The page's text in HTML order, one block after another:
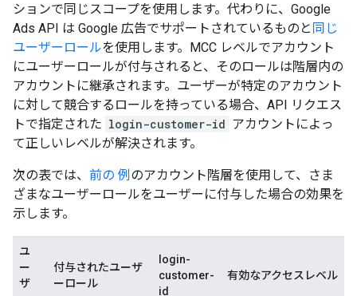
ションで同じスコープを使用します。代わりに、Google
Ads API は Google 広告でサポートされているものと 同じ
ユーザーロールを使用します。MCC レベルでアカウント
にユーザーロールが付与されると、そのロールは階層内の
アカウントに継承されます。ユーザーが特定のアカウント
に対して競合するロールを持っている場合、API リクエス
トで指定された login-customer-id アカウントによっ
て正しいレベルが解決されます。
次の表では、 前の 例 のアカウント階層を使用して、さま
ざまなユーザーロールをユーザーに付与した場合の効果を
示します。
ユ
ー
ザ
付与されたユーザ
ーロール
login-
customer-
id
有効なアクセスレベル